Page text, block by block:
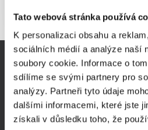
Tato webová stránka používá
K personalizaci obsahu a
sociálních médií a analýze naší
soubory cookie. Informace o
sdílíme se svými partnery pro
analýzy. Partneři tyto údaje
dalšími informacemi, které jste
získali v důsledku toho, že
DŮLEŽITÉ STRÁNKY
Virtuální sídlo firmy
Sídlo firmy Praha
Prodej ready-made společností
Pronájem zasedací místnosti Praha